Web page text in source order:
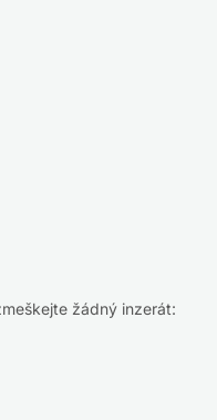
žádný inzerát: